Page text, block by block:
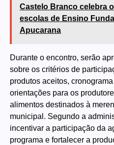
Castelo Branco celebra
escolas de Ensino
Apucarana
Durante o encontro, serão
sobre os critérios de
produtos aceitos,
orientações para os
alimentos destinados à
municipal. Segundo a
incentivar a participação da
programa e fortalecer a